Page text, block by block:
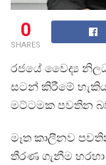
0
SHARES
රජයේ වෛද්‍ය
සටන් කිරීමේ
මට්ටමක පවතින
මෑත කාලීනව
තීරණ ගැනීම